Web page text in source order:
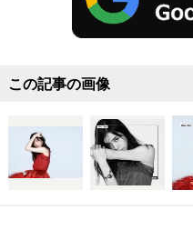
この記事の画像